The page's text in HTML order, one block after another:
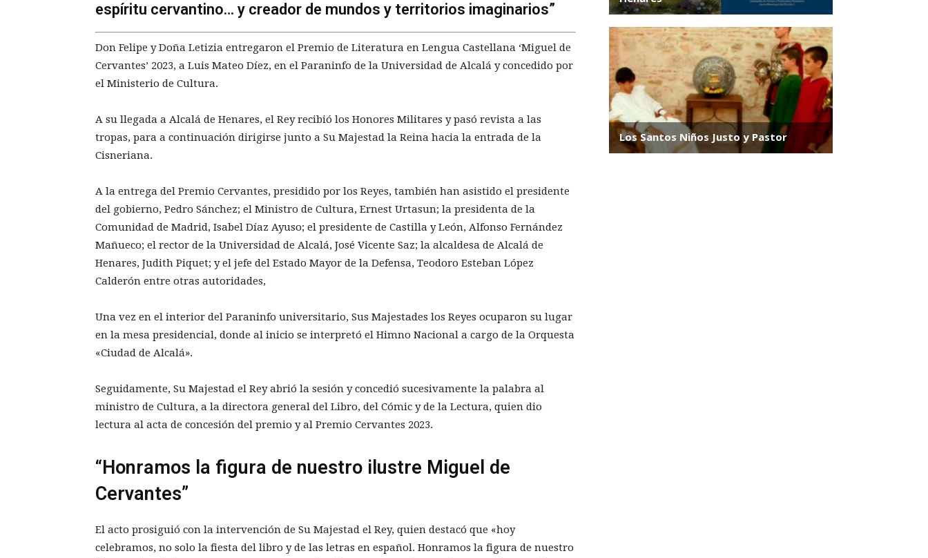
espíritu cervantino… y creador de mundos y territorios imaginarios”
Don Felipe y Doña Letizia entregaron el Premio de Literatura en Lengua Castellana ‘Miguel de
Cervantes’ 2023, a Luis Mateo Díez, en el Paraninfo de la Universidad de Alcalá y concedido por
el Ministerio de Cultura.
A su llegada a Alcalá de Henares, el Rey recibió los Honores Militares y pasó revista a las
tropas, para a continuación dirigirse junto a Su Majestad la Reina hacia la entrada de la
Cisneriana.
A la entrega del Premio Cervantes, presidido por los Reyes, también han asistido el presidente
del gobierno, Pedro Sánchez; el Ministro de Cultura, Ernest Urtasun; la presidenta de la
Comunidad de Madrid, Isabel Díaz Ayuso; el presidente de Castilla y León, Alfonso Fernández
Mañueco; el rector de la Universidad de Alcalá, José Vicente Saz; la alcaldesa de Alcalá de
Henares, Judith Piquet; y el jefe del Estado Mayor de la Defensa, Teodoro Esteban López
Calderón entre otras autoridades,
Una vez en el interior del Paraninfo universitario, Sus Majestades los Reyes ocuparon su lugar
en la mesa presidencial, donde al inicio se interpretó el Himno Nacional a cargo de la Orquesta
«Ciudad de Alcalá».
Seguidamente, Su Majestad el Rey abrió la sesión y concedió sucesivamente la palabra al
ministro de Cultura, a la directora general del Libro, del Cómic y de la Lectura, quien dio
lectura al acta de concesión del premio y al Premio Cervantes 2023.
“Honramos la figura de nuestro ilustre Miguel de
Cervantes”
El acto prosiguió con la intervención de Su Majestad el Rey, quien destacó que «hoy
celebramos, no solo la fiesta del libro y de las letras en español. Honramos la figura de nuestro